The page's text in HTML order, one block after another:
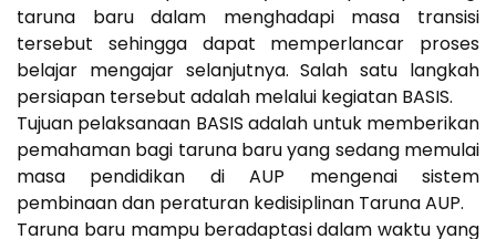
taruna baru dalam menghadapi masa transisi
tersebut sehingga dapat memperlancar proses
belajar mengajar selanjutnya. Salah satu langkah
persiapan tersebut adalah melalui kegiatan BASIS.
Tujuan pelaksanaan BASIS adalah untuk memberikan
pemahaman bagi taruna baru yang sedang memulai
masa pendidikan di AUP mengenai sistem
pembinaan dan peraturan kedisiplinan Taruna AUP.
Taruna baru mampu beradaptasi dalam waktu yang